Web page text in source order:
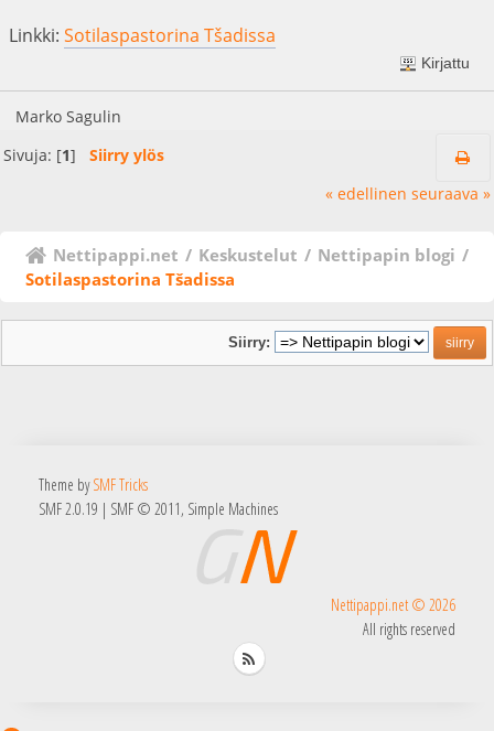
Linkki: Sotilaspastorina Tšadissa
Kirjattu
Marko Sagulin
Sivuja: [1] Siirry ylös
« edellinen seuraava »
Nettipappi.net / Keskustelut / Nettipapin blogi /
Sotilaspastorina Tšadissa
Siirry:
Theme bySMF Tricks
SMF 2.0.19 | SMF © 2011, Simple Machines
Nettipappi.net © 2026
All rights reserved